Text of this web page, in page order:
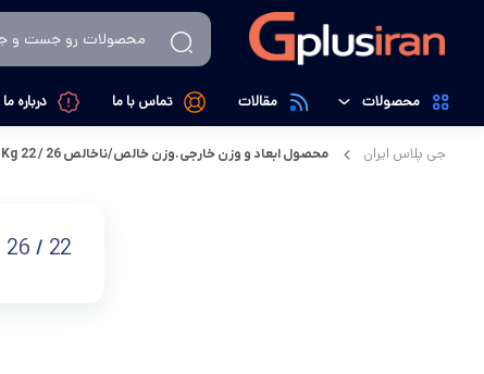
محصولات
تهویه، سرمایش و گرمایش کولرگازی
مقالات تماس با ما درباره ما
جی پلاس ایران محصول ابعاد و وزن خارجی.وزن خالص/ناخالص Kg22 / 26
22 / 26